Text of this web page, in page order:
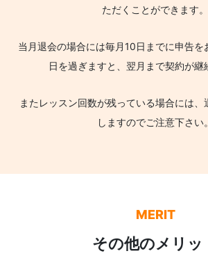
ただくことができます。
当月退会の場合には毎月10日までに申告を
日を過ぎますと、翌月まで契約が継
またレッスン回数が残っている場合には、
しますのでご注意下さい。
MERIT
その他のメリッ